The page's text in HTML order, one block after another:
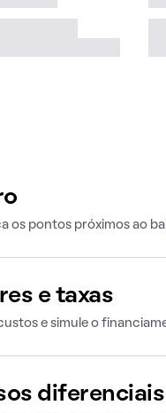
os pontos próximos ao
e taxas
e simule o
diferenciais